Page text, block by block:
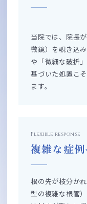
当院では、院長
微鏡）を覗き込
や「微細な破折
基づいた処置こ
ます。
Flexible response
複雑な症
根の先が枝分か
型の複雑な根管